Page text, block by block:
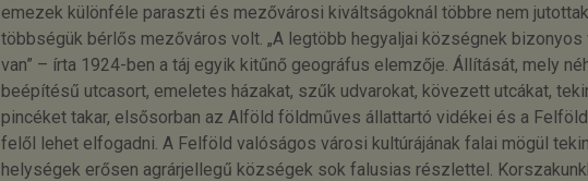
emezek különféle paraszti és mezővárosi kiváltságoknál többre nem
többségük bérlős mezőváros volt. „A legtöbb hegyaljai községnek
van” – írta 1924-ben a táj egyik kitűnő geográfus elemzője. Állítását, mely
beépítésű utcasort, emeletes házakat, szűk udvarokat, kövezett utcákat,
pincéket takar, elsősorban az Alföld földműves állattartó vidékei és a
felől lehet elfogadni. A Felföld valóságos városi kultúrájának falai mögül
helységek erősen agrárjellegű községek sok falusias részlettel.